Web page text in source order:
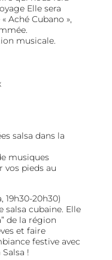
Elle sera
Aché Cubano »,
musicale.
salsa dans la
musiques
vos pieds au
19h30-20h30)
salsa cubaine. Elle
de la région
et faire
festive avec
!